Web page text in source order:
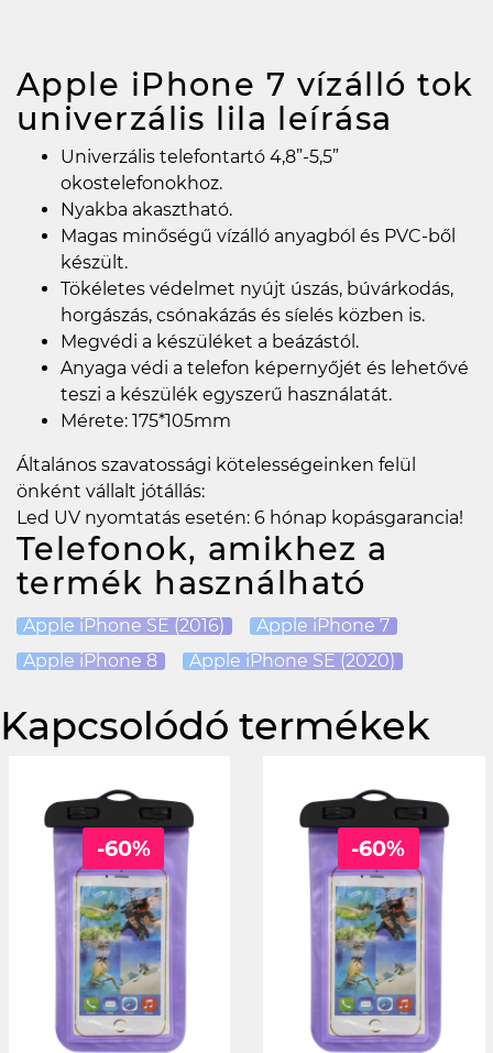
Apple iPhone 7 vízálló tok
univerzális lila leírása
Univerzális telefontartó 4,8”-5,5”
okostelefonokhoz.
Nyakba akasztható.
Magas minőségű vízálló anyagból és PVC-ből
készült.
Tökéletes védelmet nyújt úszás, búvárkodás,
horgászás, csónakázás és síelés közben is.
Megvédi a készüléket a beázástól.
Anyaga védi a telefon képernyőjét és lehetővé
teszi a készülék egyszerű használatát.
Mérete: 175*105mm
Általános szavatossági kötelességeinken felül
önként vállalt jótállás:
Led UV nyomtatás esetén: 6 hónap kopásgarancia!
Telefonok, amikhez a
termék használható
Apple iPhone SE (2016)
Apple iPhone 7
Apple iPhone 8
Apple iPhone SE (2020)
Kapcsolódó termékek
-60% -60%